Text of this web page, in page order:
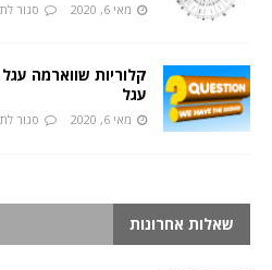
מאי 6, 2020 סגור
קלוריות שווארמה
עגל
מאי 6, 2020 סגור
שאלות אחרונות